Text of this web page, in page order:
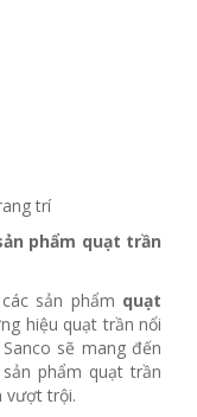
trí
phẩm quạt trần
sản phẩm quạt
hiệu quạt trần nổi
sẽ mang đến
phẩm quạt trần
vượt trội.